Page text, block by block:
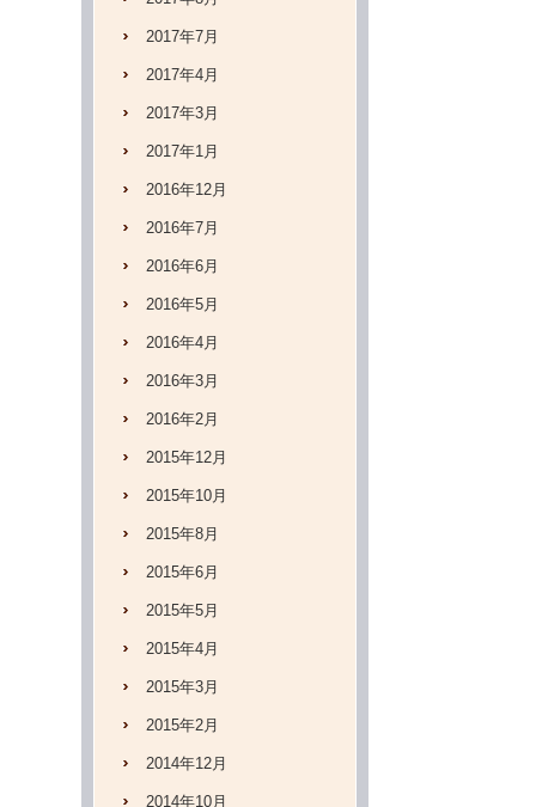
2017年7月
2017年4月
2017年3月
2017年1月
2016年12月
2016年7月
2016年6月
2016年5月
2016年4月
2016年3月
2016年2月
2015年12月
2015年10月
2015年8月
2015年6月
2015年5月
2015年4月
2015年3月
2015年2月
2014年12月
2014年10月